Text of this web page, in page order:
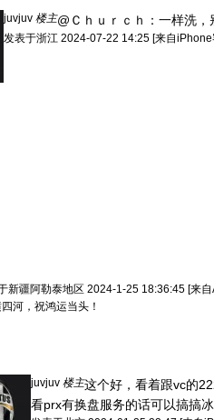
juvjuv 楼主@Ｃｈｕｒｃｈ： 一样洗，
发表于浙江 2024-07-22 14:25 [来自iPhone
新疆阿勒泰地区 2024-1-25 18:36:45 [来
河，祝鸿运当头！
juvjuv 楼主这个好，看着跟vc的
看prx有换盘服务的话可以搞搞